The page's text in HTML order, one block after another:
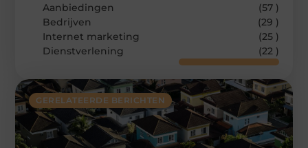
GERELATEERDE BERICHTEN
Aanbiedingen
(57 )
Bedrijven
(29 )
Internet marketing
(25 )
Dienstverlening
(22 )